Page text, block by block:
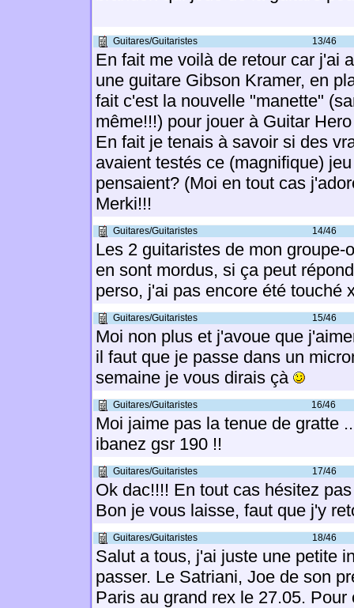
Guitares/Guitaristes 13/46
En fait me voilà de retour car j'ai
une guitare Gibson Kramer, en
fait c'est la nouvelle "manette"
même!!!) pour jouer à Guitar
En fait je tenais à savoir si des
avaient testés ce (magnifique)
pensaient? (Moi en tout cas
Merki!!!
Guitares/Guitaristes 14/46
Les 2 guitaristes de mon groupe-
en sont mordus, si ça peut
perso, j'ai pas encore été touché
Guitares/Guitaristes 15/46
Moi non plus et j'avoue que
il faut que je passe dans un
semaine je vous dirais çà
Guitares/Guitaristes 16/46
Moi jaime pas la tenue de gratte
ibanez gsr 190 !!
Guitares/Guitaristes 17/46
Ok dac!!!! En tout cas hésitez
Bon je vous laisse, faut que j'y
Guitares/Guitaristes 18/46
Salut a tous, j'ai juste une petite
passer. Le Satriani, Joe de son
Paris au grand rex le 27.05.